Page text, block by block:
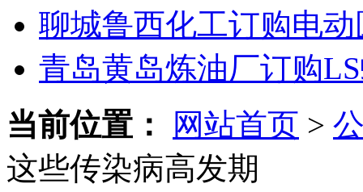
聊城鲁西化工订购电
青岛黄岛炼油厂订购
当前位置：
网站首页 >
这些传染病高发期